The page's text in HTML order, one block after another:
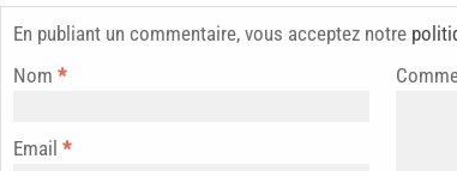
En publiant un commentaire, vous acceptez notre
Nom *
Email *